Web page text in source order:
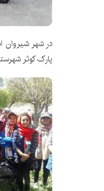
پارک کوثر